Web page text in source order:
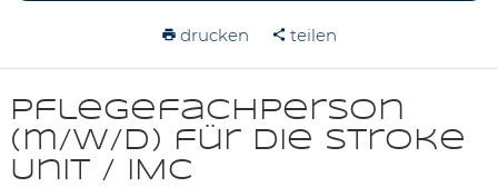
drucken teilen
Pflegefachperson
(m/w/d) für die Stroke
Unit / IMC